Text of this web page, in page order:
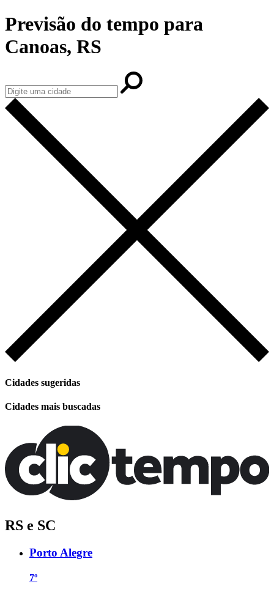
Previsão do tempo para
Canoas, RS
Cidades sugeridas
Cidades mais buscadas
RS e SC
Porto Alegre
7º